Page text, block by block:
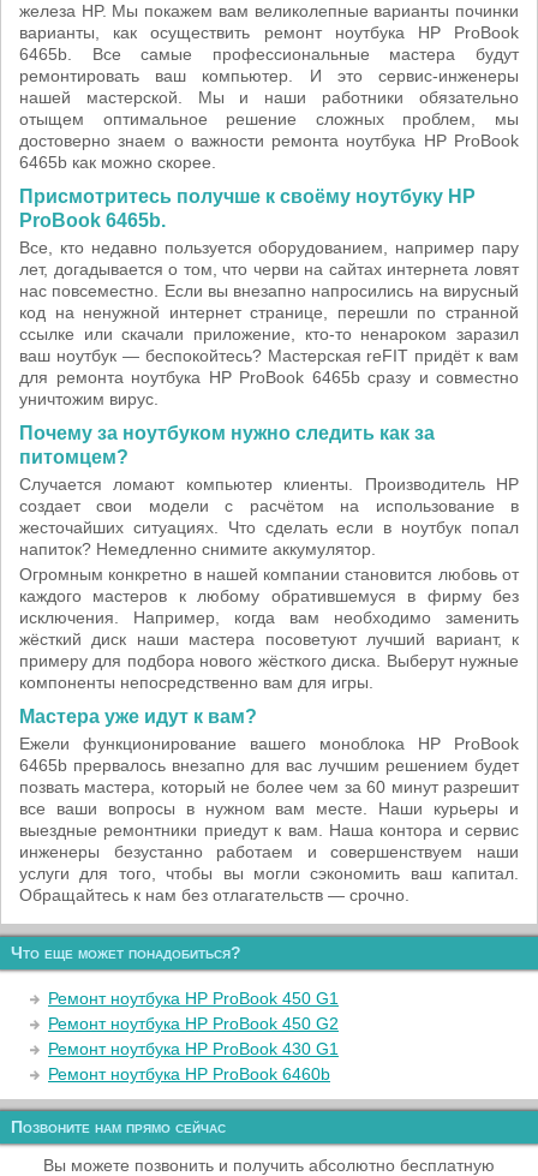
железа HP. Мы покажем вам великолепные варианты починки
варианты, как осуществить ремонт ноутбука HP ProBook
6465b. Все самые профессиональные мастера будут
ремонтировать ваш компьютер. И это сервис-инженеры
нашей мастерской. Мы и наши работники обязательно
отыщем оптимальное решение сложных проблем, мы
достоверно знаем о важности ремонта ноутбука HP ProBook
6465b как можно скорее.
Присмотритесь получше к своёму ноутбуку HP
ProBook 6465b.
Все, кто недавно пользуется оборудованием, например пару
лет, догадывается о том, что черви на сайтах интернета ловят
нас повсеместно. Если вы внезапно напросились на вирусный
код на ненужной интернет странице, перешли по странной
ссылке или скачали приложение, кто-то ненароком заразил
ваш ноутбук — беспокойтесь? Мастерская reFIT придёт к вам
для ремонта ноутбука HP ProBook 6465b сразу и совместно
уничтожим вирус.
Почему за ноутбуком нужно следить как за
питомцем?
Случается ломают компьютер клиенты. Производитель HP
создает свои модели с расчётом на использование в
жесточайших ситуациях. Что сделать если в ноутбук попал
напиток? Немедленно снимите аккумулятор.
Огромным конкретно в нашей компании становится любовь от
каждого мастеров к любому обратившемуся в фирму без
исключения. Например, когда вам необходимо заменить
жёсткий диск наши мастера посоветуют лучший вариант, к
примеру для подбора нового жёсткого диска. Выберут нужные
компоненты непосредственно вам для игры.
Мастера уже идут к вам?
Ежели функционирование вашего моноблока HP ProBook
6465b прервалось внезапно для вас лучшим решением будет
позвать мастера, который не более чем за 60 минут разрешит
все ваши вопросы в нужном вам месте. Наши курьеры и
выездные ремонтники приедут к вам. Наша контора и сервис
инженеры безустанно работаем и совершенствуем наши
услуги для того, чтобы вы могли сэкономить ваш капитал.
Обращайтесь к нам без отлагательств — срочно.
Что еще может понадобиться?
Ремонт ноутбука HP ProBook 450 G1
Ремонт ноутбука HP ProBook 450 G2
Ремонт ноутбука HP ProBook 430 G1
Ремонт ноутбука HP ProBook 6460b
Позвоните нам прямо сейчас
Вы можете позвонить и получить абсолютно бесплатную